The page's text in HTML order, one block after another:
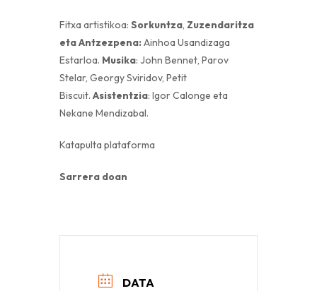
Fitxa artistikoa: Sorkuntza, Zuzendaritza
eta Antzezpena:Ainhoa Usandizaga
Estarloa. Musika: John Bennet, Parov
Stelar, Georgy Sviridov, Petit
Biscuit. Asistentzia: Igor Calonge eta
Nekane Mendizabal.
Katapulta plataforma
Sarrera doan
DATA